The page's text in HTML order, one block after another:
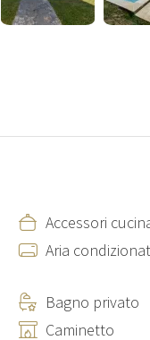
sono disponibili 4
dotato del
sono
una grande zona
si collocano 2
con 2+2 posti letto,
Accessori
Aria
Bagno privato
Caminetto